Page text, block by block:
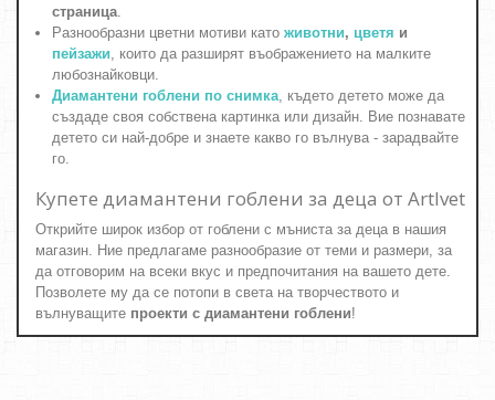
страница.
Разнообразни цветни мотиви като животни, цветя и
пейзажи, които да разширят въображението на малките
любознайковци.
Диамантени гоблени по снимка, където детето може да
създаде своя собствена картинка или дизайн. Вие познавате
детето си най-добре и знаете какво го вълнува - зарадвайте
го.
Купете диамантени гоблени за деца от ArtIvet
Открийте широк избор от гоблени с мъниста за деца в нашия
магазин. Ние предлагаме разнообразие от теми и размери, за
да отговорим на всеки вкус и предпочитания на вашето дете.
Позволете му да се потопи в света на творчеството и
вълнуващите проекти с диамантени гоблени!